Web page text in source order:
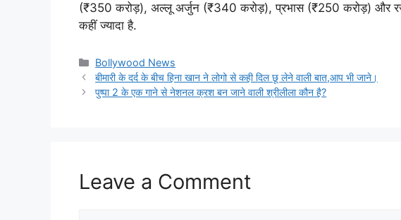
(₹350 करोड़), अल्लू अर्जुन (₹340 करोड़), प्रभास (₹250 करोड़) और
कहीं ज्यादा है.
Categories
Bollywood News
बीमारी के दर्द के बीच हिना खान ने लोगो से कही दिल छू लेने वाली बात,आप भी जाने।
पुष्पा 2 के एक गाने से नेशनल क्रश बन जाने वाली श्रीलीला कौन है?
Leave a Comment